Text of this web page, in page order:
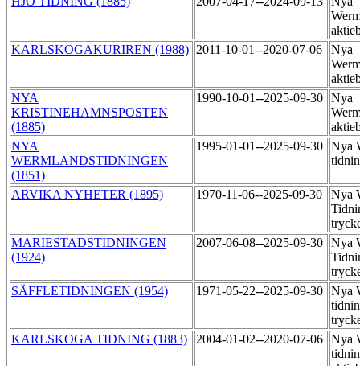
KARLSKOGAKURIREN (1988) 2011-10-01--2020-07-06
Nya
NYA
KRISTINEHAMNSPOSTEN
(1885)
1990-10-01--2025-09-30 Nya
NYA
WERMLANDSTIDNINGEN
(1851)
1995-01-01--2025-09-30 Nya
ARVIKA NYHETER (1895) 1970-11-06--2025-09-30
Nya
MARIESTADSTIDNINGEN
(1924)
2007-06-08--2025-09-30 Nya
SÄFFLETIDNINGEN (1954)
1971-05-22--2025-09-30 Nya
KARLSKOGA TIDNING (1883)
2004-01-02--2020-07-06 Nya